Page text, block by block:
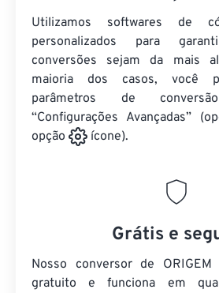
Utilizamos softwares de
personalizados para
conversões sejam da mais
maioria dos casos, você
parâmetros de
“Configurações Avançadas”
opção
ícone).
Grátis e
Nosso conversor de ORIGEM
gratuito e funciona em